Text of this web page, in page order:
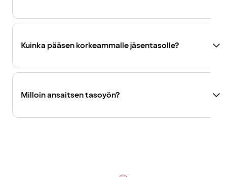
Kuinka pääsen korkeammalle jäsentasolle?
Milloin ansaitsen tasoyön?